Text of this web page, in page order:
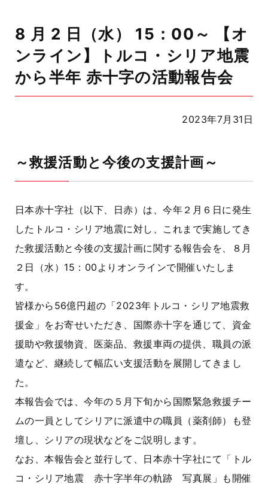
8 月 2 日（水） 15：00～ 【オ
ンライン】トルコ・シリア地震
から半年 赤十字の活動報告会
2023年7月31日
～救援活動と今後の支援計画～
日本赤十字社（以下、日赤）は、今年２月６日に発生
したトルコ・シリア地震に対し、これまで実施してき
た救援活動と今後の支援計画に関する報告会を、８月
２日（水）15：00よりオンラインで開催いたしま
す。
皆様から56億円超の「2023年トルコ・シリア地震救
援金」をお寄せいただき、国際赤十字を通じて、資金
援助や救援物資、医薬品、救援車両の提供、職員の派
遣など、継続して幅広い支援活動を展開してきまし
た。
本報告会では、今年の５月下旬から国際緊急救援チー
ムの一員としてシリアに派遣中の職員（薬剤師）も登
壇し、シリアの現状などをご説明します。
なお、本報告会と並行して、日本赤十字社にて「トル
コ・シリア地震 赤十字半年の軌跡 写真展」も開催